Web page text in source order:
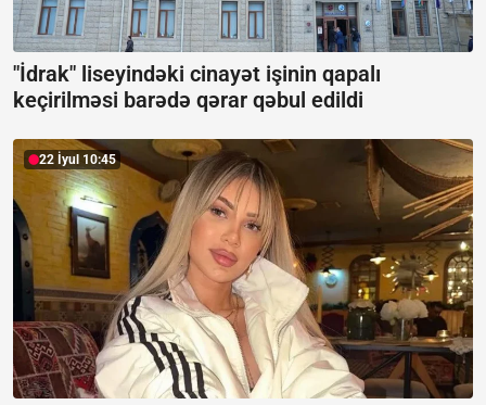
"İdrak" liseyindəki cinayət işinin qapalı
keçirilməsi barədə qərar qəbul edildi
22 İyul 10:45